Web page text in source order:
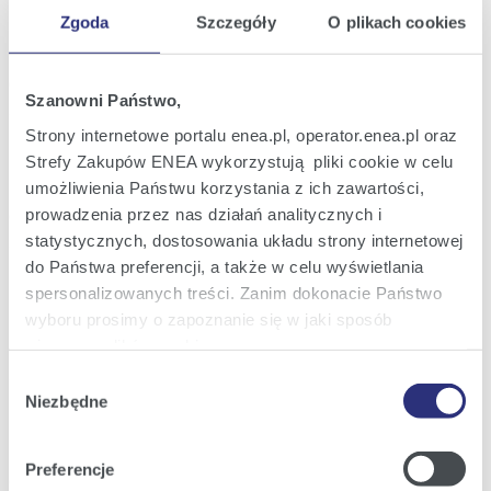
Zgoda Szczegóły O plikach cookies
Szanowni Państwo,
Strony internetowe portalu enea.pl, operator.enea.pl oraz
Strefy Zakupów ENEA wykorzystują pliki cookie w celu
umożliwienia Państwu korzystania z ich zawartości,
prowadzenia przez nas działań analitycznych i
statystycznych, dostosowania układu strony internetowej
do Państwa preferencji, a także w celu wyświetlania
spersonalizowanych treści. Zanim dokonacie Państwo
wyboru prosimy o zapoznanie się w jaki sposób
Szczegółowe informacje na ten temat znajdziecie
Polityce
zgody
Niezbędne
Preferencje
2023
Opinia Rady Nadzorczej ENEA S.A. w
kwi
2023
19:57
Raport bieżący nr 19/2023
Zmiana perspektywy i potwierdzenie
oceny ratingowej ENEA S.A. przez Fitch
Ratings
kwi
2023
15:01
Raport bieżący nr 18/2023
Informacja w sprawie proponowanego
podziału zysku netto za rok 2022
11:53
Raport bieżący nr 17/2023
Nadzwyczajnym Walnym Zgromadzeniu
ENEA S.A.